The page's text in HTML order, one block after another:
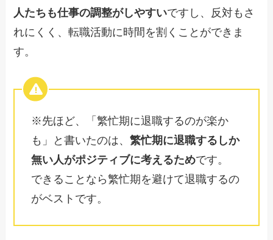
人たちも仕事の調整がしやすいですし、反対もさ
れにくく、転職活動に時間を割くことができま
す。
※先ほど、「繁忙期に退職するのが楽か
も」と書いたのは、繁忙期に退職するしか
無い人がポジティブに考えるためです。
できることなら繁忙期を避けて退職するの
がベストです。